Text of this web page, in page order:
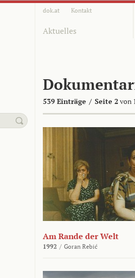
dok.at Kontakt
Aktuelles
539 Einträge / Seite 2 von
Am Rande der Welt
1992 / Goran Rebić